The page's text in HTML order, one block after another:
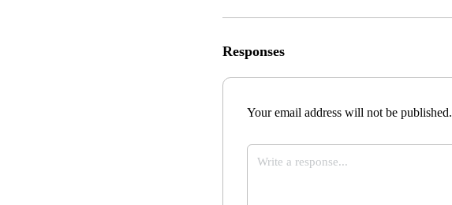
Responses
Your email address will not be published.